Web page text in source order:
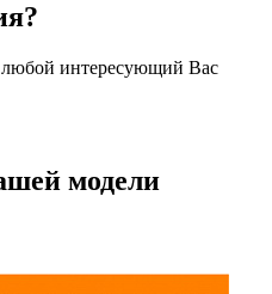
интересующий Вас
модели